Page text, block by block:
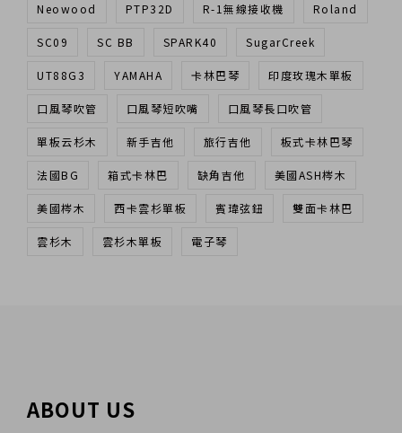
Neowood PTP32D R-1無線接收機 Roland
SC09 SC BB SPARK40 SugarCreek
UT88G3 YAMAHA 卡林巴琴 印度玫瑰木單板
口風琴吹管 口風琴短吹嘴 口風琴長口吹管
單板云杉木 新手吉他 旅行吉他 板式卡林巴琴
法國BG 箱式卡林巴 缺角吉他 美國ASH梣木
美國梣木 西卡雲杉單板 賓瑋弦鈕 雙面卡林巴
雲杉木 雲杉木單板 電子琴
ABOUT US